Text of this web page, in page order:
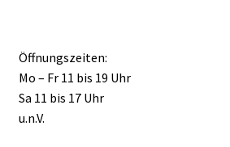
Öffnungszeiten:
Mo – Fr 11 bis 19 Uhr
Sa 11 bis 17 Uhr
u.n.V.